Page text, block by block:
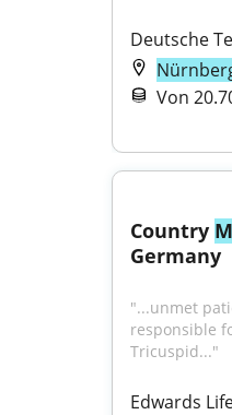
Deutsche
Von
Country
Germany
"...unmet
responsible
Tricuspid..."
Edwards